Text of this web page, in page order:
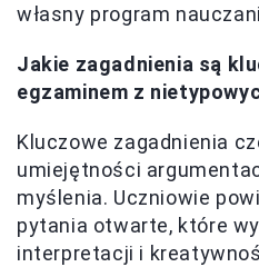
własny program
Jakie zagadnienia są
egzaminem z
Kluczowe zagadnienia
umiejętności
myślenia. Uczniowie
pytania otwarte, które
interpretacji i